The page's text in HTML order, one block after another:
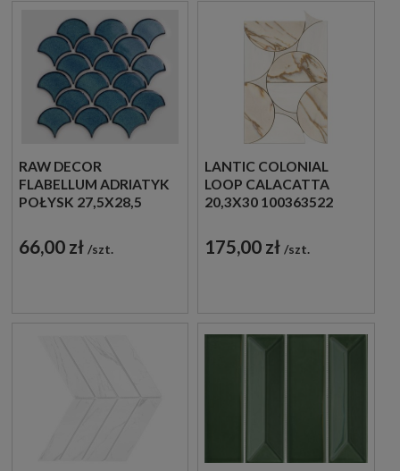
RAW DECOR
FLABELLUM ADRIATYK
POŁYSK 27,5X28,5
DEKORACYJNA
66,00 zł szt.
LANTIC COLONIAL
LOOP CALACATTA
20,3X30 100363522
DEKORACYJNA
IMITUJĄCA KAMIEŃ W
175,00 zł szt.